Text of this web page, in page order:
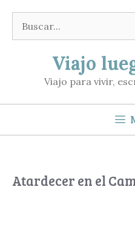
contenido
Buscar:
Viajo
Viajo para vivir,
Atardecer en el